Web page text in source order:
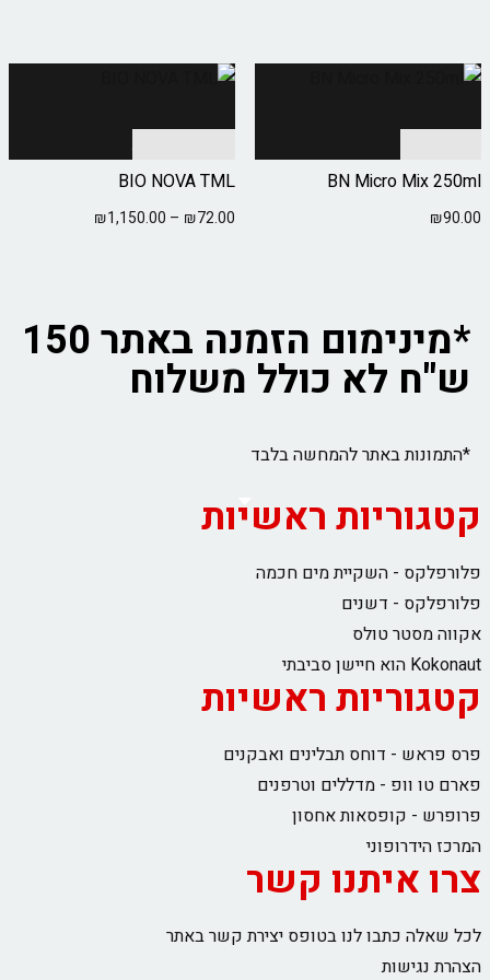
BN Micro Mix 250ml
₪90.00
BIO NOVA TML
₪72.00
–
₪1,150.00
*מינימום הזמנה באתר 150
ש"ח לא כולל משלוח
*התמונות באתר להמחשה בלבד
קטגוריות ראשיות
פלורפלקס - השקיית מים חכמה
פלורפלקס - דשנים
אקווה מסטר טולס
Kokonaut הוא חיישן סביבתי
קטגוריות ראשיות
פרס פראש - דוחס תבלינים ואבקנים
פארם טו וופ - מדללים וטרפנים
פרופרש - קופסאות אחסון
המרכז הידרופוני
צרו איתנו קשר
לכל שאלה כתבו לנו בטופס יצירת קשר באתר
הצהרת נגישות